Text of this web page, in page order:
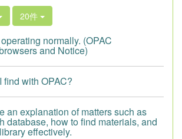
20件
normally. (OPAC
and Notice)
with OPAC?
an explanation of matters such as
database, how to find materials, and
effectively.